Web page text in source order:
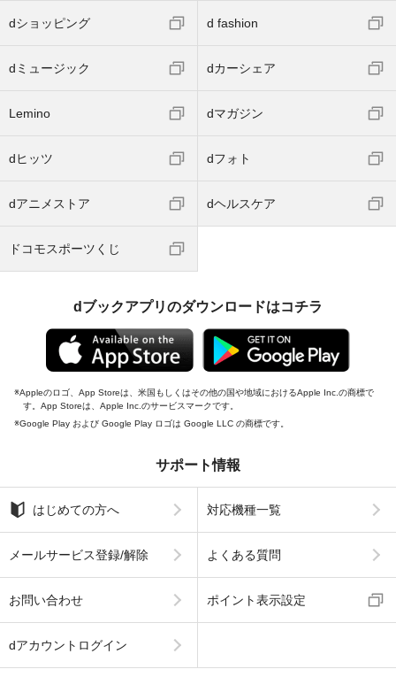
dショッピング d fashion
dミュージック dカーシェア
Lemino dマガジン
dヒッツ dフォト
dアニメストア dヘルスケア
ドコモスポーツくじ
dブックアプリのダウンロードはコチラ
Appleのロゴ、App Storeは、米国もしくはその他の国や地域におけるApple Inc.の商標で
す。App Storeは、Apple Inc.のサービスマークです。
Google Play および Google Play ロゴは Google LLC の商標です。
サポート情報
はじめての方へ 対応機種一覧
メールサービス登録/解除 よくある質問
お問い合わせ ポイント表示設定
dアカウントログイン